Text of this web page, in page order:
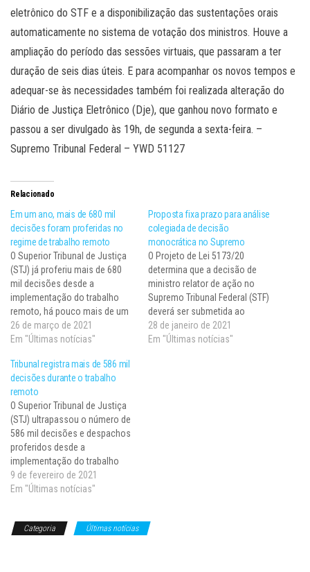
eletrônico do STF e a disponibilização das sustentações orais
automaticamente no sistema de votação dos ministros. Houve a
ampliação do período das sessões virtuais, que passaram a ter
duração de seis dias úteis. E para acompanhar os novos tempos e
adequar-se às necessidades também foi realizada alteração do
Diário de Justiça Eletrônico (Dje), que ganhou novo formato e
passou a ser divulgado às 19h, de segunda a sexta-feira. –
Supremo Tribunal Federal – YWD 51127
Relacionado
Em um ano, mais de 680 mil
decisões foram proferidas no
regime de trabalho remoto
O Superior Tribunal de Justiça
(STJ) já proferiu mais de 680
mil decisões desde a
implementação do trabalho
remoto, há pouco mais de um
ano, no dia 16 de março de
2020. A medida foi tomada
disseminação do novo
coronavírus (Covid-19). Entre
16 de…
26 de março de 2021
Em "Últimas notícias"
Proposta fixa prazo para análise
colegiada de decisão
monocrática no Supremo
O Projeto de Lei 5173/20
determina que a decisão de
ministro relator de ação no
Supremo Tribunal Federal (STF)
deverá ser submetida ao
colegiado competente (turma
ou pleno) até a sexta sessão
28 de janeiro de 2021
Em "Últimas notícias"
Tribunal registra mais de 586 mil
decisões durante o trabalho
remoto
​O Superior Tribunal de Justiça
(STJ) ultrapassou o número de
586 mil decisões e despachos
proferidos desde a
implementação do trabalho
remoto, em 16 de março de
2020. A medida foi tomada
coronavírus (Covid-19). Entre o
9 de fevereiro de 2021
Em "Últimas notícias"
Categoria Últimas notícias